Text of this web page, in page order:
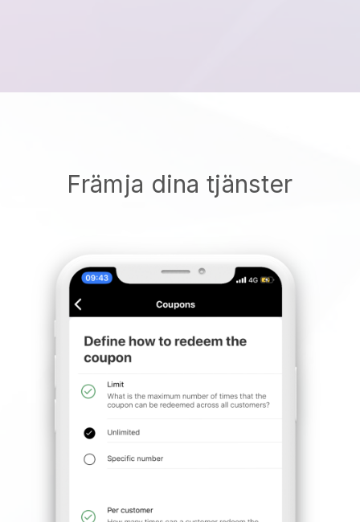
Främja dina tjänster